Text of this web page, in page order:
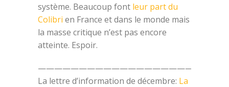
système. Beaucoup font leur part du
Colibri en France et dans le monde mais
la masse critique n’est pas encore
atteinte. Espoir.
La lettre d’information de décembre: La